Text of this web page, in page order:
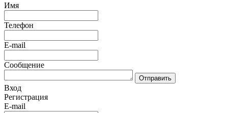
Имя
Телефон
E-mail
Сообщение
Отправить
Вход
Регистрация
E-mail